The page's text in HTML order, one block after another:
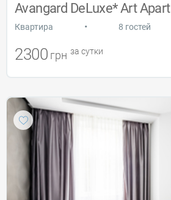
Avangard DeLuxe* Art Apart
Квартира • 8 гостей
2300 грн за сутки